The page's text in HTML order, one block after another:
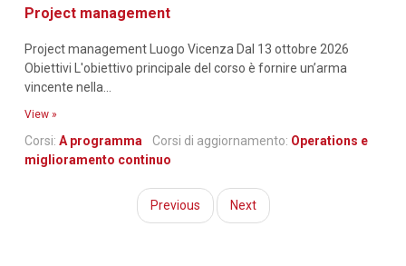
Project management
Project management Luogo Vicenza Dal 13 ottobre 2026
Obiettivi L'obiettivo principale del corso è fornire un’arma
vincente nella...
View »
Corsi: A programma Corsi di aggiornamento: Operations e
miglioramento continuo
Previous Next